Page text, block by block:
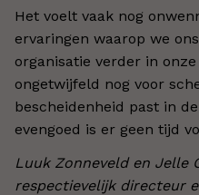
Het voelt vaak nog
ervaringen waarop we
organisatie verder in
ongetwijfeld nog voor
bescheidenheid past in
evengoed is er geen tijd
Luuk Zonneveld en Jelle
respectievelijk directeur